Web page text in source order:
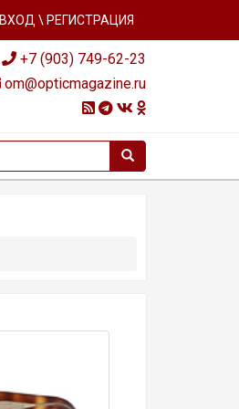
ВХОД \ РЕГИСТРАЦИЯ
+7 (903) 749-62-23
om@opticmagazine.ru